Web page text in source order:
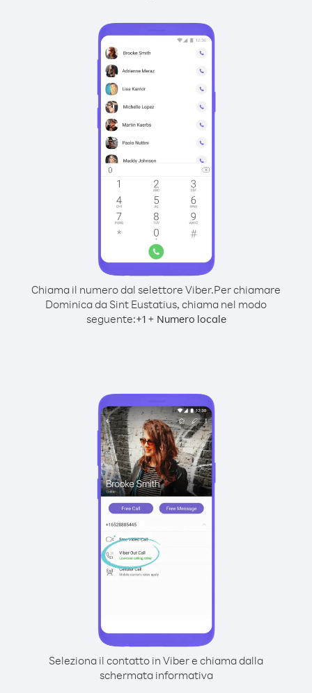
Chiama il numero dal selettore Viber.Per chiamare
Dominica da Sint Eustatius, chiama nel modo
seguente:+1+ Numero locale
Seleziona il contatto in Viber e chiama dalla
schermata informativa